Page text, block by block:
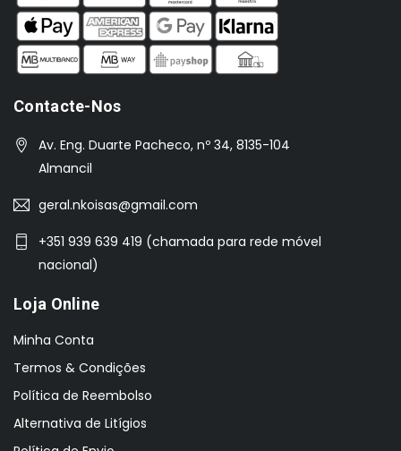
Contacte-Nos
Av. Eng. Duarte Pacheco, nº 34, 8135-104
Almancil
geral.nkoisas@gmail.com
+351 939 639 419 (chamada para rede móvel
nacional)
Loja Online
Minha Conta
Termos & Condições
Política de Reembolso
Alternativa de Litígios